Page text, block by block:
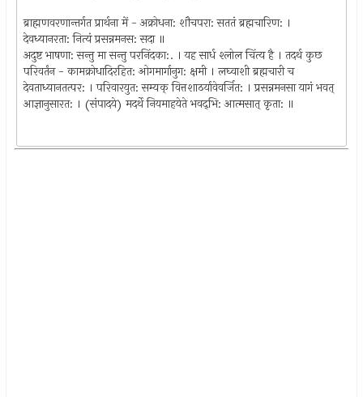
ब्राह्मणवरणान्तर्गत प्रार्थना में - अक्रोधना: शौचपरा: सततं ब्रह्मचारिण: ।
देवध्यानरता: नित्यं प्रसन्नमनस: सदा ॥
अदुष्ट भाषणा: सन्तु मा सन्तु परनिंदका:. । यह सार्ध श्लोल चिंत्य है । तदर्थ कुछ
परिवर्तंन - कामक्रोधादिरहित: ओगमार्गानुग: क्षमी । लघ्वाशी ब्रह्मचारी च
देवताध्यानतत्पर: । परिवारयुत: सम्यक्‌ वित्तशाठर्यावेवर्जित: । प्रसन्नमनसा यागं भवत्‌
आज्ञानुसारत: । (संपादये) मदर्थे नियमाहयेते भवद्‌भि: आत्मसात्‌ कृता: ॥